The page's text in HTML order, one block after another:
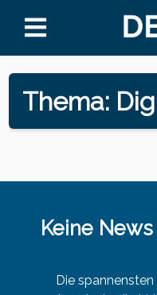
Thema:
Keine
Die